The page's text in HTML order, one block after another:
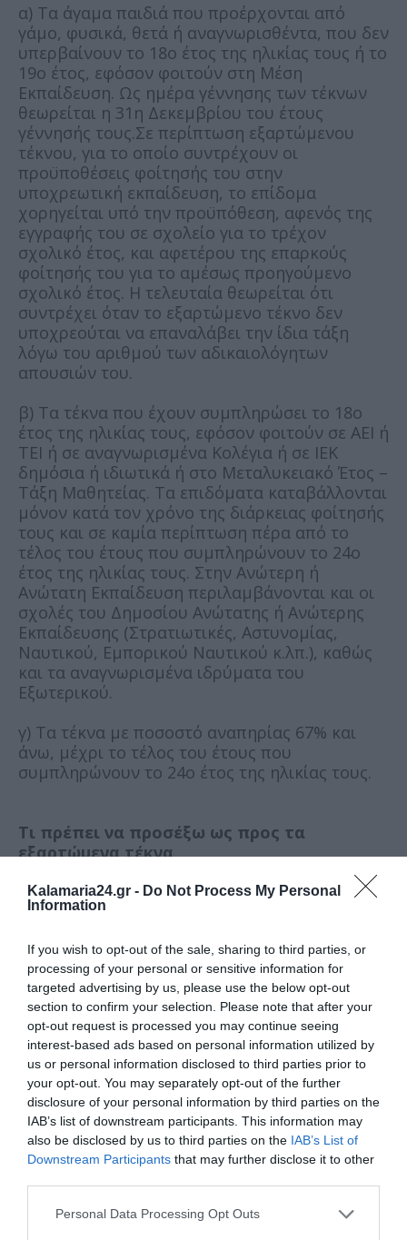
Kalamaria24.gr - Do Not Process My Personal
Information
If you wish to opt-out of the sale, sharing to third parties, or
processing of your personal or sensitive information for
targeted advertising by us, please use the below opt-out
section to confirm your selection. Please note that after your
opt-out request is processed you may continue seeing
interest-based ads based on personal information utilized by
us or personal information disclosed to third parties prior to
your opt-out. You may separately opt-out of the further
disclosure of your personal information by third parties on the
IAB’s list of downstream participants. This information may
also be disclosed by us to third parties on the IAB’s List of
Downstream Participants that may further disclose it to other
Personal Data Processing Opt Outs
α) Τα άγαμα παιδιά που προέρχονται από
γάμο, φυσικά, θετά ή αναγνωρισθέντα, που δεν
υπερβαίνουν το 18ο έτος της ηλικίας τους ή το
19ο έτος, εφόσον φοιτούν στη Μέση
Εκπαίδευση. Ως ημέρα γέννησης των τέκνων
θεωρείται η 31η Δεκεμβρίου του έτους
γέννησής τους.Σε περίπτωση εξαρτώμενου
τέκνου, για το οποίο συντρέχουν οι
προϋποθέσεις φοίτησής του στην
υποχρεωτική εκπαίδευση, το επίδομα
χορηγείται υπό την προϋπόθεση, αφενός της
εγγραφής του σε σχολείο για το τρέχον
σχολικό έτος, και αφετέρου της επαρκούς
φοίτησής του για το αμέσως προηγούμενο
σχολικό έτος. Η τελευταία θεωρείται ότι
συντρέχει όταν το εξαρτώμενο τέκνο δεν
υποχρεούται να επαναλάβει την ίδια τάξη
λόγω του αριθμού των αδικαιολόγητων
απουσιών του.
β) Τα τέκνα που έχουν συμπληρώσει το 18ο
έτος της ηλικίας τους, εφόσον φοιτούν σε ΑΕΙ ή
TEI ή σε αναγνωρισμένα Κολέγια ή σε ΙΕΚ
δημόσια ή ιδιωτικά ή στο Μεταλυκειακό Έτος –
Τάξη Μαθητείας. Τα επιδόματα καταβάλλονται
μόνον κατά τον χρόνο της διάρκειας φοίτησής
τους και σε καμία περίπτωση πέρα από το
τέλος του έτους που συμπληρώνουν το 24ο
έτος της ηλικίας τους. Στην Ανώτερη ή
Ανώτατη Εκπαίδευση περιλαμβάνονται και οι
σχολές του Δημοσίου Ανώτατης ή Ανώτερης
Εκπαίδευσης (Στρατιωτικές, Αστυνομίας,
Ναυτικού, Εμπορικού Ναυτικού κ.λπ.), καθώς
και τα αναγνωρισμένα ιδρύματα του
Εξωτερικού.
γ) Τα τέκνα με ποσοστό αναπηρίας 67% και
άνω, μέχρι το τέλος του έτους που
συμπληρώνουν το 24ο έτος της ηλικίας τους.
Τι πρέπει να προσέξω ως προς τα
εξαρτώμενα τέκνα
Υπάρχουν ειδικές περιπτώσεις εξαρτώμενων
τέκνων. Εφόσον πληρούν τα ηλικιακά όρια που
εξαρτώμενα θεωρούνται:
α) Τα τέκνα από προηγούμενο γάμο του ενός ή
και των δύο συζύγων, σε περίπτωση έγγαμων,
εφόσον ο αιτών/υπόχρεος ή η σύζυγός του
έχουν με δικαστική απόφαση την επιμέλεια
των τέκνων. Προκειμένου δε για ενήλικα
τέκνα, εφόσον έχουν την κύρια ή αποκλειστική
ευθύνη διατροφής τους η οποία βεβαιώνεται
με υπεύθυνη δήλωση του τέκνου που φέρει το
γνήσιο της υπογραφής του.
β) Τα τέκνα άγαμου πατέρα, εφόσον ο αιτών/
υπόχρεος άγαμος πατέρας τα έχει αναγνωρίσει